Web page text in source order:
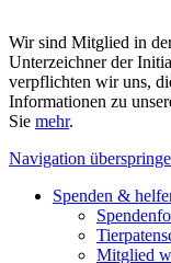
Wir sind Mitglied in
Unterzeichner der
verpflichten wir uns,
Informationen zu
Sie mehr.
Navigation
Spenden &
Mitglied